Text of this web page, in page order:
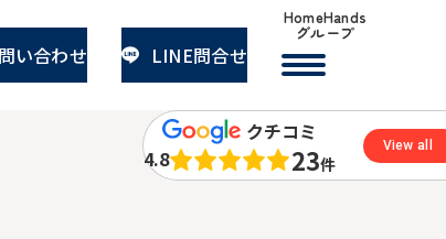
い合わせ LINE問合せ
HomeHands
グループ
クチコミ
4.8
23件
View all